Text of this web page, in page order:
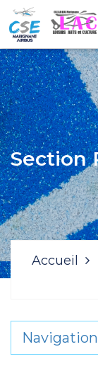
Section
Accueil
Navigation